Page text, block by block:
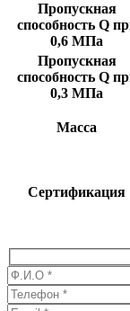
Пропускная
способность Q
0,6 МПа
Пропускная
способность Q
0,3 МПа
Масса
Сертификация